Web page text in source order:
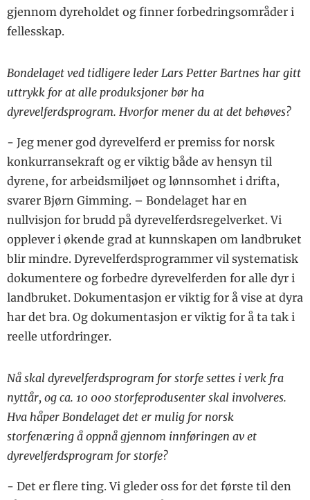
gjennom dyreholdet og finner forbedringsområder i
fellesskap.
Bondelaget ved tidligere leder Lars Petter Bartnes har gitt
uttrykk for at alle produksjoner bør ha
dyrevelferdsprogram. Hvorfor mener du at det behøves?
- Jeg mener god dyrevelferd er premiss for norsk
konkurransekraft og er viktig både av hensyn til
dyrene, for arbeidsmiljøet og lønnsomhet i drifta,
svarer Bjørn Gimming. – Bondelaget har en
nullvisjon for brudd på dyrevelferdsregelverket. Vi
opplever i økende grad at kunnskapen om landbruket
blir mindre. Dyrevelferdsprogrammer vil systematisk
dokumentere og forbedre dyrevelferden for alle dyr i
landbruket. Dokumentasjon er viktig for å vise at dyra
har det bra. Og dokumentasjon er viktig for å ta tak i
reelle utfordringer.
Nå skal dyrevelferdsprogram for storfe settes i verk fra
nyttår, og ca. 10 000 storfeprodusenter skal involveres.
Hva håper Bondelaget det er mulig for norsk
storfenæring å oppnå gjennom innføringen av et
dyrevelferdsprogram for storfe?
- Det er flere ting. Vi gleder oss for det første til den